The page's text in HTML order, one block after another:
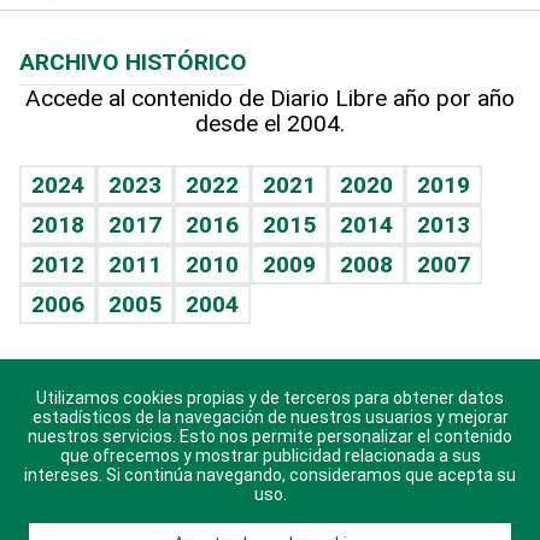
Hablando con el pediatra
Vida y familia
Eñe
Celebrando la vida
Sin complejos
En pocas palabras
Escuchando al corazón
Economía Personal
Línea de hit
TBT Deportivo
Hecho en casa
Guía del dinero
Cumpleaños
Horóscopos
Crucigramas
ARCHIVO HISTÓRICO
Accede al contenido de Diario Libre año por año
desde el 2004.
2024 2023 2022 2021 2020
2019
2018
2017 2016 2015 2014
2013
2012
2011 2010 2009 2008
2007
2006
2005 2004
Descarga nuestras aplicaciones para Android, iOS y
sistema Huawei.
Utilizamos cookies propias y de terceros para obtener datos
estadísticos de la navegación de nuestros usuarios y mejorar
nuestros servicios. Esto nos permite personalizar el contenido
que ofrecemos y mostrar publicidad relacionada a sus
intereses. Si continúa navegando, consideramos que acepta su
uso.